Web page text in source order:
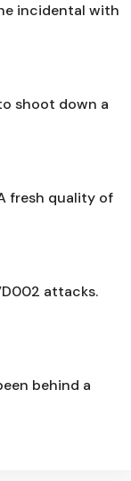
incidental with
shoot down a
fresh quality of
attacks.
behind a